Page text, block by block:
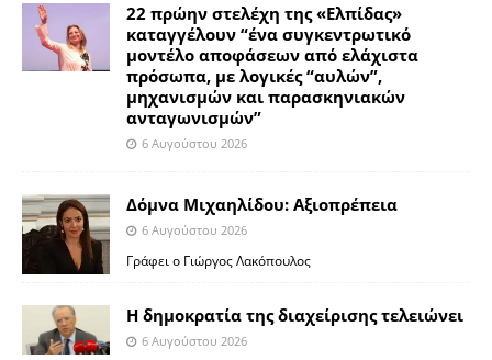
22 πρώην στελέχη της «Ελπίδας»
καταγγέλουν “ένα συγκεντρωτικό
μοντέλο αποφάσεων από ελάχιστα
πρόσωπα, με λογικές “αυλών”,
μηχανισμών και παρασκηνιακών
ανταγωνισμών”
6 Αυγούστου 2026
Δόμνα Μιχαηλίδου: Αξιοπρέπεια
6 Αυγούστου 2026
Γράφει ο Γιώργος Λακόπουλος
Η δημοκρατία της διαχείρισης τελειώνει
6 Αυγούστου 2026